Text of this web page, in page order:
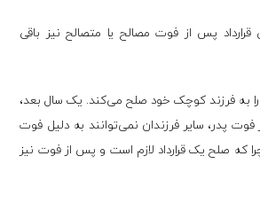
قرارداد پس از فوت مصالح یا متصالح نیز باقی
را به فرزند کوچک خود صلح می‌کند. یک سال بعد،
پدر، سایر فرزندان نمی‌توانند به دلیل فوت
چرا که صلح یک قرارداد لازم است و پس از فوت نیز